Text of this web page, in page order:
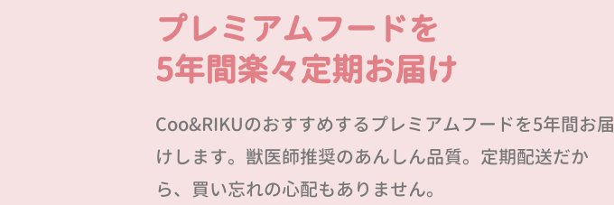
プレミアムフードを
5年間楽々定期お届け
Coo&RIKUのおすすめするプレミアムフードを5年間お届
けします。獣医師推奨のあんしん品質。定期配送だか
ら、買い忘れの心配もありません。